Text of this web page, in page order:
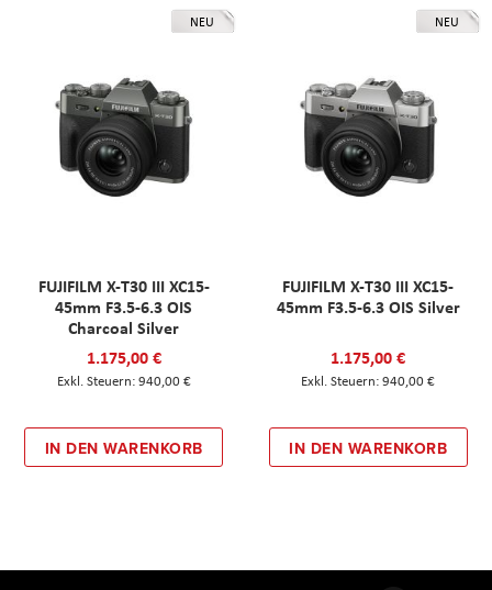
NEU
FUJIFILM X-T30 III XC15-
45mm F3.5-6.3 OIS
Charcoal Silver
1.175,00 €
940,00 €
IN DEN WARENKORB
NEU
FUJIFILM X-T30 III XC15-
45mm F3.5-6.3 OIS Silver
1.175,00 €
940,00 €
IN DEN WARENKORB